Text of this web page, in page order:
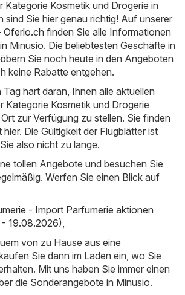
Kategorie Kosmetik und Drogerie in
sind Sie hier genau richtig! Auf unserer
Oferlo.ch finden Sie alle Informationen
Minusio. Die beliebtesten Geschäfte in
Sie noch heute in den Angeboten
keine Rabatte entgehen.
hart daran, Ihnen alle aktuellen
Kategorie Kosmetik und Drogerie
zur Verfügung zu stellen. Sie finden
hier. Die Gültigkeit der Flugblätter ist
also nicht zu lange.
tollen Angebote und besuchen Sie
Werfen Sie einen Blick auf
- Import Parfumerie aktionen
19.08.2026),
von zu Hause aus eine
Sie dann im Laden ein, wo Sie
Mit uns haben Sie immer einen
die Sonderangebote in Minusio.